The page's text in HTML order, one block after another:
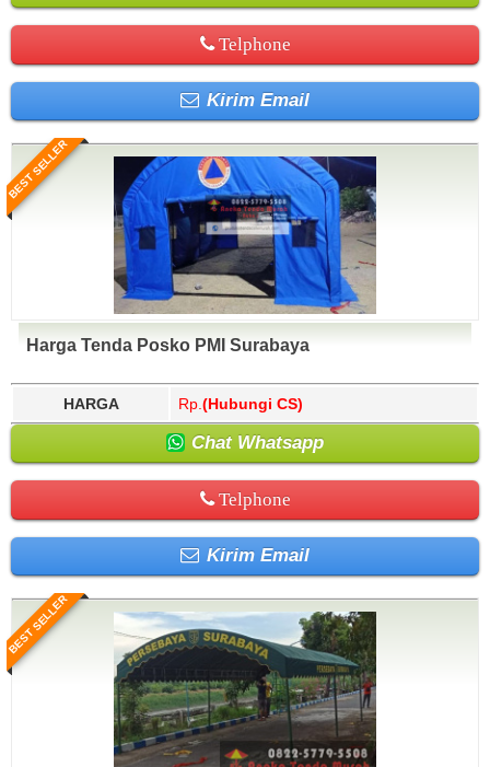
Telphone
Kirim Email
BEST SELLER
Harga Tenda Posko PMI Surabaya
HARGA Rp. (Hubungi CS)
Chat Whatsapp
Telphone
Kirim Email
BEST SELLER